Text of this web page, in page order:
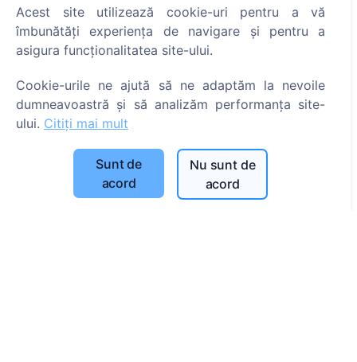
Setări cookie-uri
Caută
Caută decedați
Caută cimitire
Acest site utilizează cookie-uri pentru a vă
îmbunătăți experiența de navigare și pentru a
asigura funcționalitatea site-ului.
Cookie-urile ne ajută să ne adaptăm la nevoile
dumneavoastră și să analizăm performanța site-
ului. Citiți mai mult
Sunt de
acord
Nu sunt de
acord